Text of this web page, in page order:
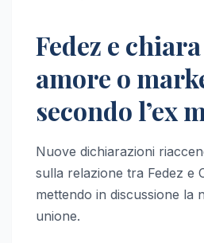
Fedez e
amore o
secondo l’ex
Nuove dichiarazioni
sulla relazione tra Fedez e
mettendo in discussione la
unione.